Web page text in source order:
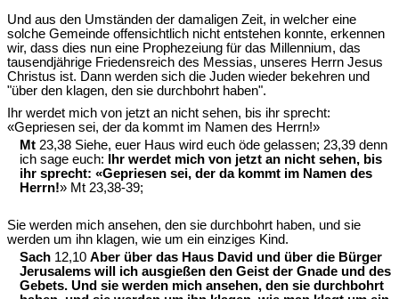
Und aus den Umständen der damaligen Zeit, in welcher eine
solche Gemeinde offensichtlich nicht entstehen konnte, erkennen
wir, dass dies nun eine Prophezeiung für das Millennium, das
tausendjährige Friedensreich des Messias, unseres Herrn Jesus
Christus ist. Dann werden sich die Juden wieder bekehren und
"über den klagen, den sie durchbohrt haben".
Ihr werdet mich von jetzt an nicht sehen, bis ihr sprecht:
«Gepriesen sei, der da kommt im Namen des Herrn!»
Mt 23,38 Siehe, euer Haus wird euch öde gelassen; 23,39 denn
ich sage euch:
Ihr werdet mich von jetzt an nicht sehen, bis
ihr sprecht: «Gepriesen sei, der da kommt im Namen des
Herrn!» Mt 23,38-39;
Sie werden mich ansehen, den sie durchbohrt haben, und sie
werden um ihn klagen, wie um ein einziges Kind.
Sach 12,10 Aber über das Haus David und über die Bürger
Jerusalems will ich ausgießen den Geist der Gnade und des
Gebets. Und sie werden mich ansehen, den sie durchbohrt